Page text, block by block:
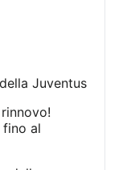
Juventus